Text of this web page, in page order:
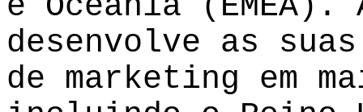
desenvolve as
de marketing em